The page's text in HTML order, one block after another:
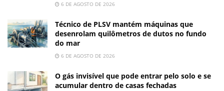
6 DE AGOSTO DE 2026
Técnico de PLSV mantém máquinas que
desenrolam quilômetros de dutos no fundo
do mar
6 DE AGOSTO DE 2026
O gás invisível que pode entrar pelo solo e se
acumular dentro de casas fechadas